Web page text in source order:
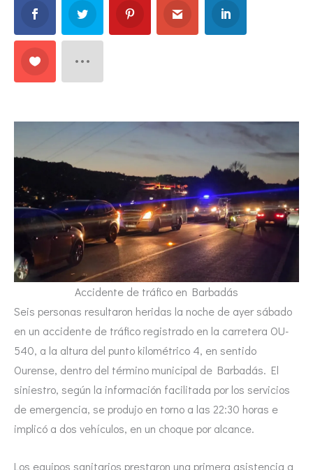
Accidente de tráfico en Barbadás
Seis personas resultaron heridas la noche de ayer sábado
en un accidente de tráfico registrado en la carretera OU-
540, a la altura del punto kilométrico 4, en sentido
Ourense, dentro del término municipal de Barbadás. El
siniestro, según la información facilitada por los servicios
de emergencia, se produjo en torno a las 22:30 horas e
implicó a dos vehículos, en un choque por alcance.
Los equipos sanitarios prestaron una primera asistencia a